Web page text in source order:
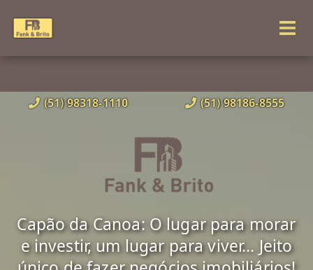
(51) 98318-1110 (51) 98186-8555
Capão da Canoa: O lugar para morar
e investir, um lugar para viver... Jeito